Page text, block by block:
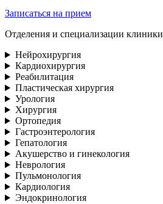
Записаться на прием
Отделения и специализации клиники
Нейрохирургия
Кардиохирургия
Реабилитация
Пластическая хирургия
Урология
Хирургия
Ортопедия
Гастроэнтерология
Гепатология
Акушерство и гинекология
Неврология
Пульмонология
Кардиология
Эндокринология